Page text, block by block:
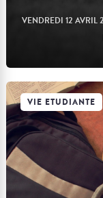
VENDREDI 12 AVRIL
VIE ETUDIANTE